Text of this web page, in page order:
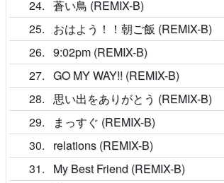
24
蒼い鳥 (REMIX-B)
25
おはよう！！朝ご飯 (REMIX-B)
26
9:02pm (REMIX-B)
27
GO MY WAY!! (REMIX-B)
28
思い出をありがとう (REMIX-B)
29
まっすぐ (REMIX-B)
30
relations (REMIX-B)
31
My Best Friend (REMIX-B)